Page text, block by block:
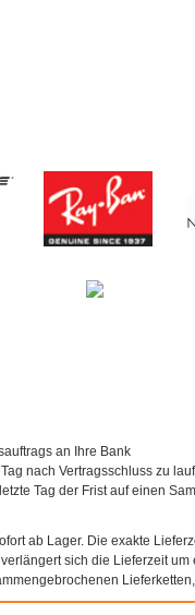
an Ihre Bank
nach Vertragsschluss zu
Tag der Frist auf einen
ab Lager. Die exakte
sich die Lieferzeit